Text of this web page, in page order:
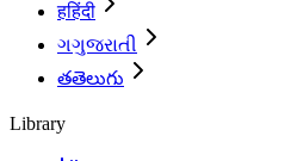
हहिंदी
ગગુજરાતી
తతెలుగు
Library